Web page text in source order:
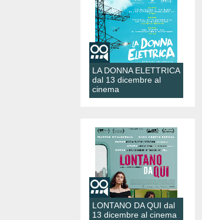
LA DONNA ELETTRICA
dal 13 dicembre al
cinema
LONTANO DA QUI dal
13 dicembre al cinema